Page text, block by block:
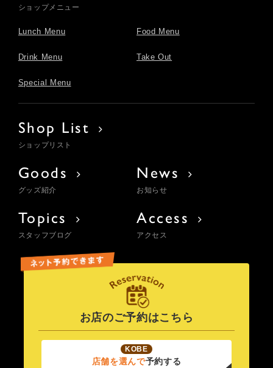
ショップメニュー
Lunch Menu Food Menu
Drink Menu Take Out
Special Menu
Shop List
ショップリスト
Goods
グッズ紹介
News
お知らせ
Topics
スタッフブログ
Access
アクセス
お店のご予約はこちら
KOBE
店舗を選んで予約する